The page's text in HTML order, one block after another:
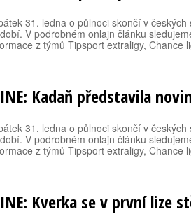
31. ledna o půlnoci skončí v
V podrobném onlajn článku
z týmů Tipsport extraligy, Chance
Kadaň představila
31. ledna o půlnoci skončí v
V podrobném onlajn článku
z týmů Tipsport extraligy, Chance
Kverka se v první lize